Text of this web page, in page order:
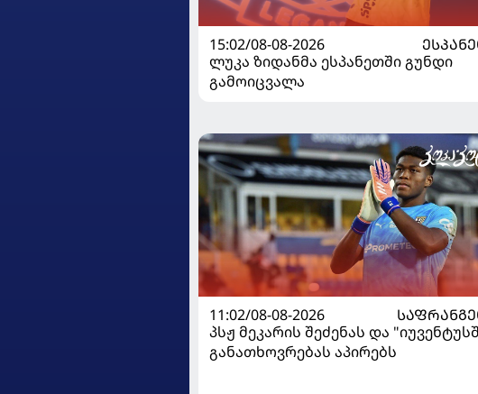
15:02/08-08-2026
ლუკა ზიდანმა ესპანეთში გუნდი
გამოიცვალა
11:02/08-08-2026
პსჟ მეკარის შეძენას და
განათხოვრებას აპირებს